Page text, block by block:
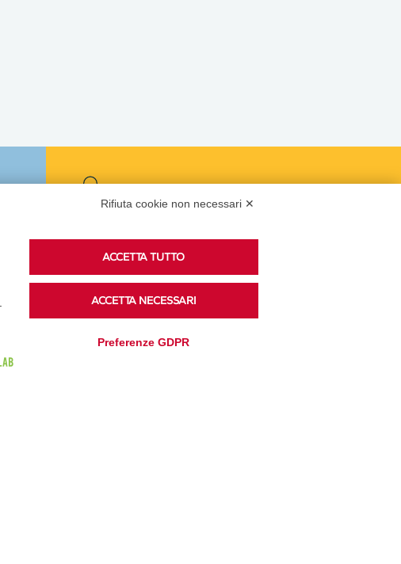
Podcast
su Spreaker.
Rifiuta cookie non necessari ✕
ACCETTA TUTTO
ACCETTA NECESSARI
Preferenze GDPR